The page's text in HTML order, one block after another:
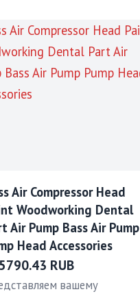
Air Compressor Head
Woodworking Dental
Air Pump Bass Air Pump
Head Accessories
RUB
вашему